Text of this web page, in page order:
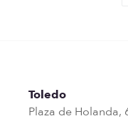
Toledo
Plaza de Holanda,